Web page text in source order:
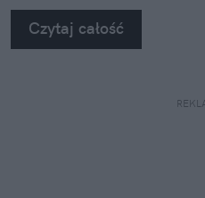
na własne oczy
sobie z takimi
Czytaj całość